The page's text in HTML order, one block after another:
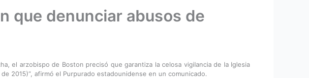
que denunciar abusos de
el arzobispo de Boston precisó que garantiza la celosa vigilancia de la Iglesia
2015)”, afirmó el Purpurado estadounidense en un comunicado.